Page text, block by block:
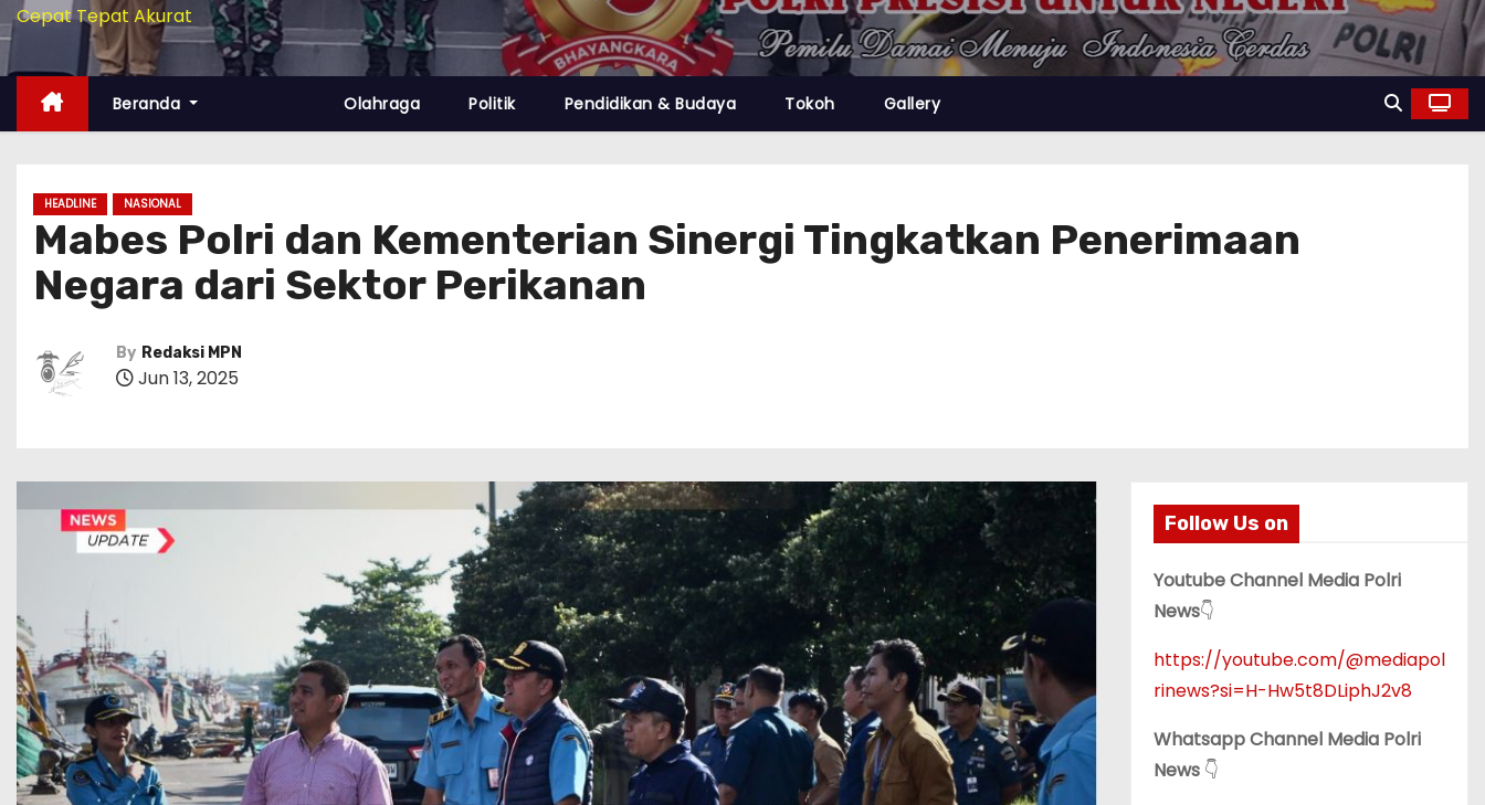
Cepat Tepat Akurat
Beranda Olahraga Politik Pendidikan & Budaya Tokoh Gallery
HEADLINE NASIONAL
Mabes Polri dan Kementerian Sinergi Tingkatkan Penerimaan
Negara dari Sektor Perikanan‎
By Redaksi MPN
Jun 13, 2025
Follow Us on
Youtube Channel Media Polri
News👇
https://youtube.com/@mediapol
rinews?si=H-Hw5t8DLiphJ2v8
Whatsapp Channel Media Polri
News 👇